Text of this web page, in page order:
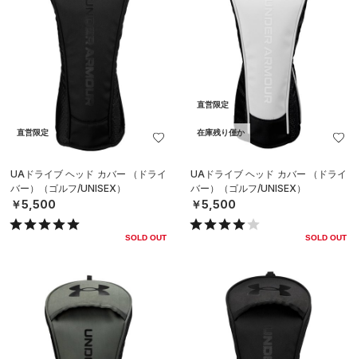
直営限定
UAドライブ ヘッド カバー （ドライ
バー）（ゴルフ/UNISEX）
￥5,500
SOLD OUT
直営限定
在庫残り僅か
UAドライブ ヘッド カバー （ドライ
バー）（ゴルフ/UNISEX）
￥5,500
SOLD OUT